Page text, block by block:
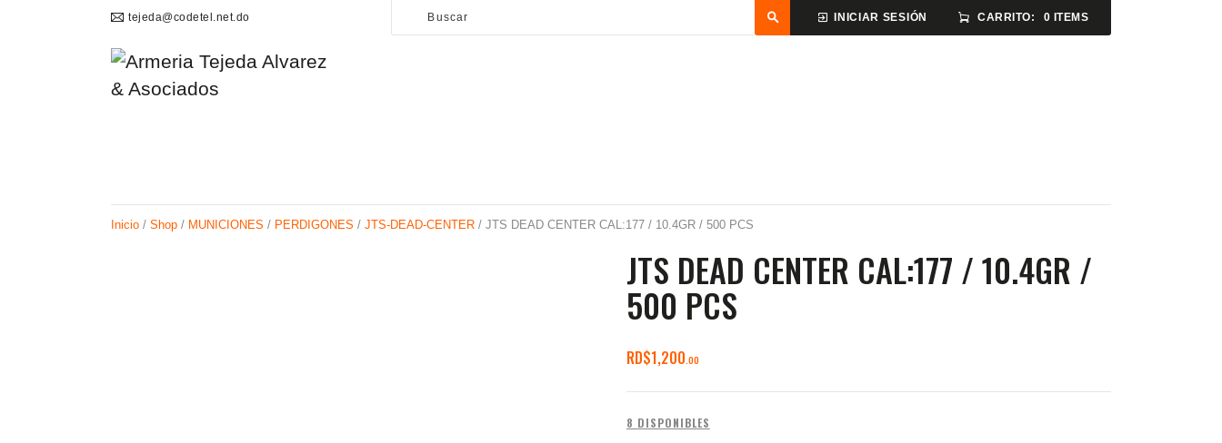
tejeda@codetel.net.do INICIAR SESIÓN CARRITO: 0 ITEMS
MUNICIONES
SABER TACTICAL
Inicio / Shop / MUNICIONES / PERDIGONES / JTS-DEAD-CENTER / JTS DEAD CENTER CAL:177 / 10.4GR / 500 PCS
JTS DEAD CENTER CAL:177 / 10.4GR /
500 PCS
RD$1,200 00
8 DISPONIBLES